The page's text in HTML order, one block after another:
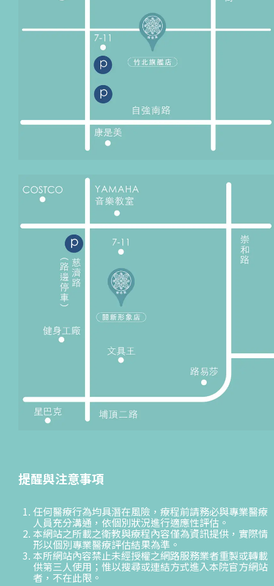
提醒與注意事項
任何醫療行為均具潛在風險，療程前請務必與專業醫療
人員充分溝通，依個別狀況進行適應性評估。
本網站之所載之衛教與療程內容僅為資訊提供，實際情
形以個別專業醫療評估結果為準。
本所網站內容禁止未經授權之網路服務業者重製或轉載
供第三人使用；惟以搜尋或連結方式進入本院官方網站
者，不在此限。